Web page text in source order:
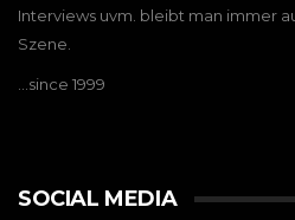
Interviews uvm. bleibt man immer
Szene.
…since 1999
SOCIAL MEDIA